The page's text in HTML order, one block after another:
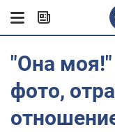
"Она
фото,